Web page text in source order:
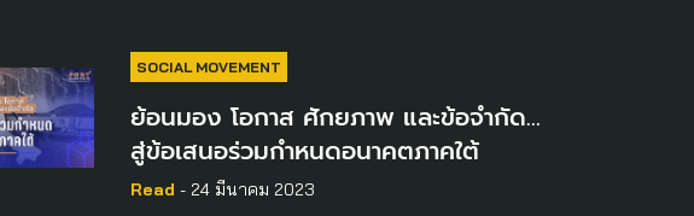
SOCIAL MOVEMENT
ย้อนมอง โอกาส ศักยภาพ และข้อจำกัด…
สู่ข้อเสนอร่วมกำหนดอนาคตภาคใต้
Read - 24 มีนาคม 2023